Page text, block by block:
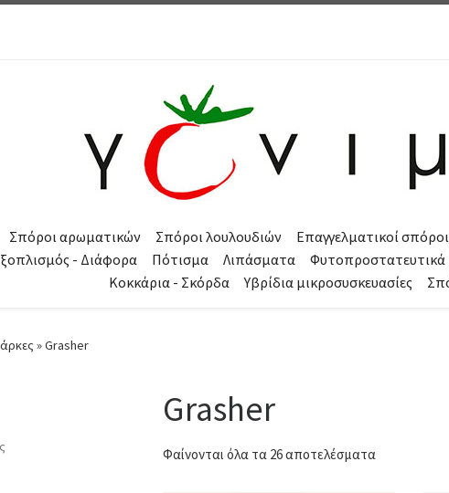
Σπόροι αρωματικών Σπόροι λουλουδιών Επαγγελματικοί σπόροι
- Διάφορα Πότισμα Λιπάσματα Φυτοπροστατευτικά
Κοκκάρια - Σκόρδα
Υβρίδια μικροσυσκευασίες
»Grasher
Grasher
Φαίνονται όλα τα 26 αποτελέσματα